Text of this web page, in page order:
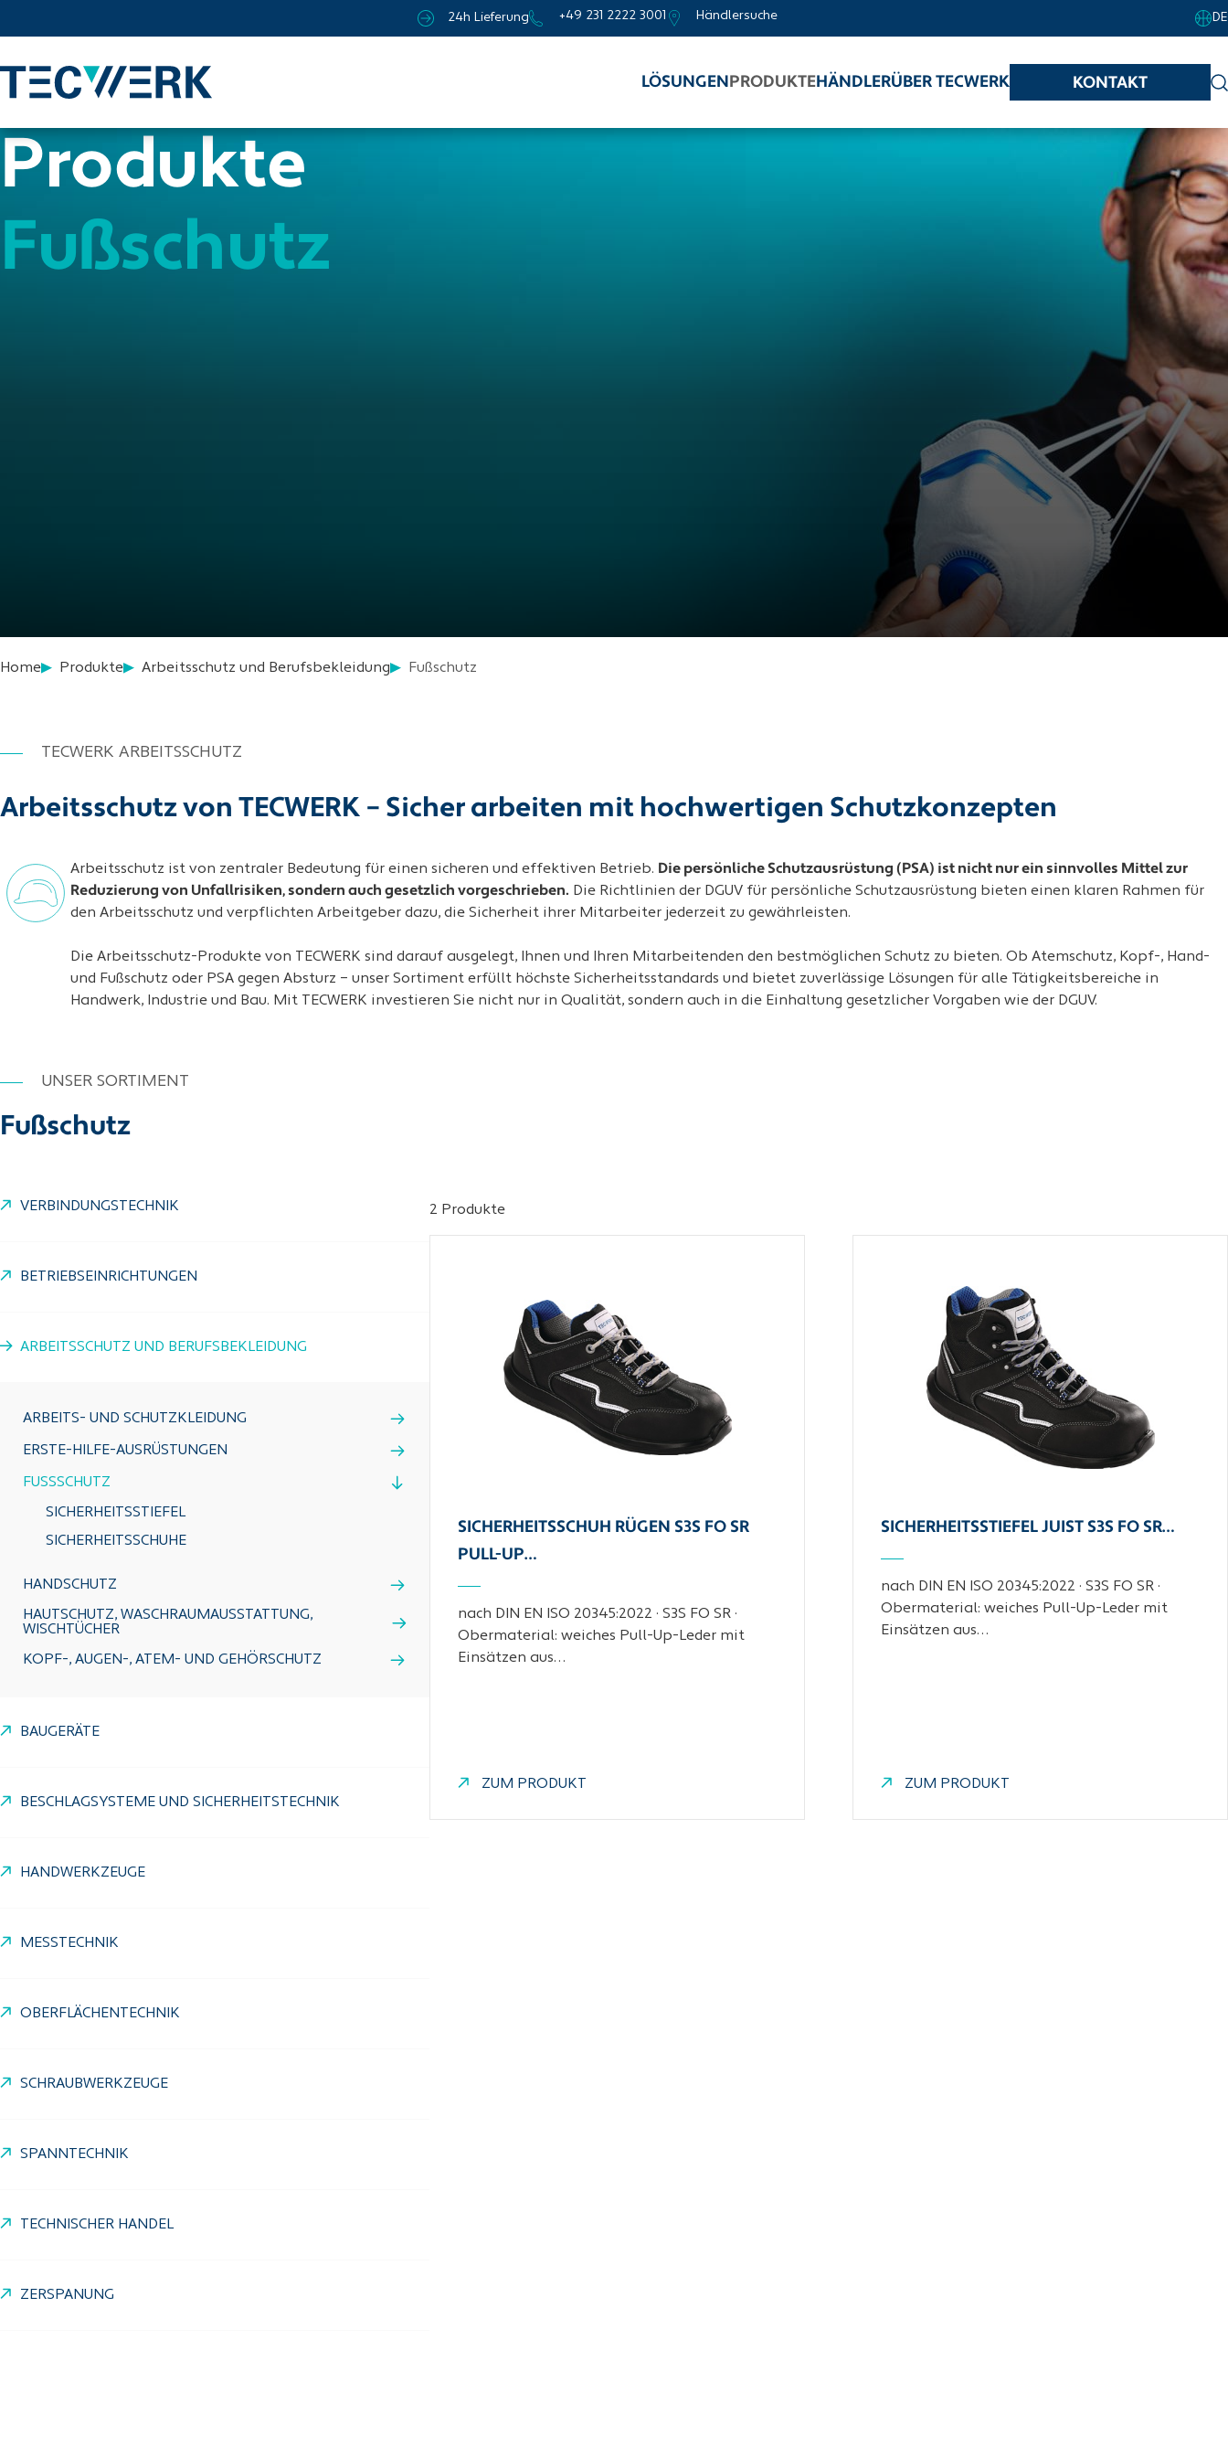
24h Lieferung +49 231 2222 3001 Händlersuche DE
LÖSUNGEN PRODUKTEHÄNDLERÜBER TECWERK KONTAKT
Produkte
Fußschutz
Home Produkte Arbeitsschutz und Berufsbekleidung Fußschutz
Arbeitsschutz von TECWERK – Sicher arbeiten mit hochwertigen Schutzkonzepten
TECWERK ARBEITSSCHUTZ
Arbeitsschutz ist von zentraler Bedeutung für einen sicheren und effektiven Betrieb. Die persönliche Schutzausrüstung (PSA) ist nicht nur ein sinnvolles Mittel zur
Reduzierung von Unfallrisiken, sondern auch gesetzlich vorgeschrieben. Die Richtlinien der DGUV für persönliche Schutzausrüstung bieten einen klaren Rahmen für
den Arbeitsschutz und verpflichten Arbeitgeber dazu, die Sicherheit ihrer Mitarbeiter jederzeit zu gewährleisten.
Die Arbeitsschutz-Produkte von TECWERK sind darauf ausgelegt, Ihnen und Ihren Mitarbeitenden den bestmöglichen Schutz zu bieten. Ob Atemschutz, Kopf-, Hand-
und Fußschutz oder PSA gegen Absturz – unser Sortiment erfüllt höchste Sicherheitsstandards und bietet zuverlässige Lösungen für alle Tätigkeitsbereiche in
Handwerk, Industrie und Bau. Mit TECWERK investieren Sie nicht nur in Qualität, sondern auch in die Einhaltung gesetzlicher Vorgaben wie der DGUV.
UNSER SORTIMENT
Fußschutz
VERBINDUNGSTECHNIK
BETRIEBSEINRICHTUNGEN
ARBEITSSCHUTZ UND BERUFSBEKLEIDUNG
ARBEITS- UND SCHUTZKLEIDUNG
ERSTE-HILFE-AUSRÜSTUNGEN
FUSSSCHUTZ
SICHERHEITSSTIEFEL
SICHERHEITSSCHUHE
HANDSCHUTZ
HAUTSCHUTZ, WASCHRAUMAUSSTATTUNG,
WISCHTÜCHER
KOPF-, AUGEN-, ATEM- UND GEHÖRSCHUTZ
BAUGERÄTE
BESCHLAGSYSTEME UND SICHERHEITSTECHNIK
HANDWERKZEUGE
MESSTECHNIK
OBERFLÄCHENTECHNIK
SCHRAUBWERKZEUGE
SPANNTECHNIK
TECHNISCHER HANDEL
ZERSPANUNG
2 Produkte
SICHERHEITSSCHUH RÜGEN S3S FO SR
PULL-UP…
nach DIN EN ISO 20345:2022 · S3S FO SR ·
Obermaterial: weiches Pull-Up-Leder mit
Einsätzen aus…
ZUM PRODUKT
SICHERHEITSSTIEFEL JUIST S3S FO SR…
nach DIN EN ISO 20345:2022 · S3S FO SR ·
Obermaterial: weiches Pull-Up-Leder mit
Einsätzen aus…
ZUM PRODUKT